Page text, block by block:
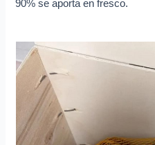
90% se aporta en fresco.